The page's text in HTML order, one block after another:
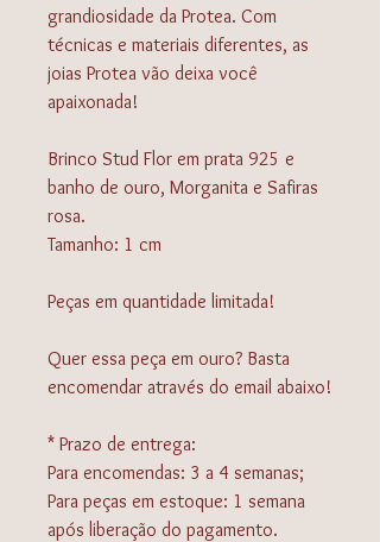
grandiosidade da Protea. Com
técnicas e materiais diferentes, as
joias Protea vão deixa você
apaixonada!
Brinco Stud Flor em prata 925 e
banho de ouro, Morganita e Safiras
rosa.
Tamanho: 1 cm
Peças em quantidade limitada!
Quer essa peça em ouro? Basta
encomendar através do email abaixo!
* Prazo de entrega:
Para encomendas: 3 a 4 semanas;
Para peças em estoque: 1 semana
após liberação do pagamento.